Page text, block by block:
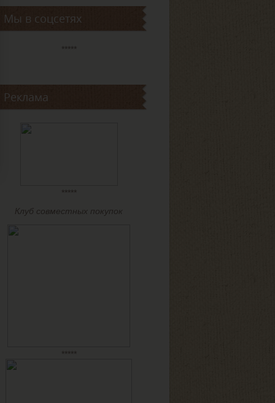
Мы в соцсетях
*****
Реклама
*****
Клуб совместных покупок
*****